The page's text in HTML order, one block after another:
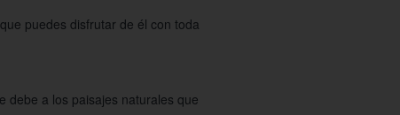
puedes disfrutar de él con toda
debe a los paisajes naturales que